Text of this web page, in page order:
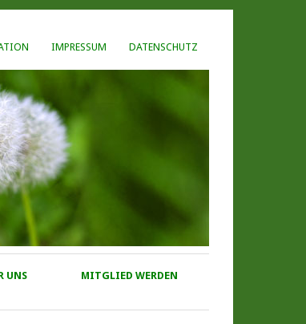
IMPRESSUM DATENSCHUTZ
UNS MITGLIED WERDEN